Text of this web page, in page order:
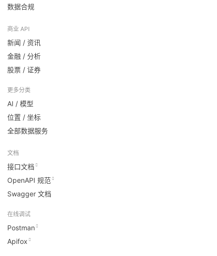
数据合规
商业 API
新闻 / 资讯
金融 / 分析
股票 / 证券
更多分类
AI / 模型
位置 / 坐标
全部数据服务
文档
接口文档
OpenAPI 规范
Swagger 文档
在线调试
Postman
Apifox